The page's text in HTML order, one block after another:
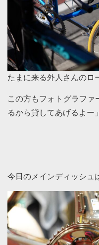
たまに来る外人さんのロ
この方もフォトグラファ
るから貸してあげるよー
今日のメインディッシュ